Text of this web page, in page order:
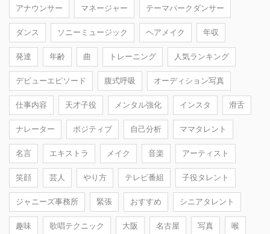
アナウンサー マネージャー テーマパークダンサー
ダンス ソニーミュージック ヘアメイク 年収
発達 年齢 曲 トレーニング 人気ランキング
デビューエピソード 腹式呼吸 オーディション写真
仕事内容 天才子役 メンタル強化 インスタ 滑舌
ナレーター ポジティブ 自己分析 ママタレント
名言 エキストラ メイク 音楽 アーティスト
笑顔 芸人 やり方 テレビ番組 子役タレント
ジャニーズ事務所 緊張 おすすめ シニアタレント
趣味 歌唱テクニック 大阪 名古屋 写真 喉